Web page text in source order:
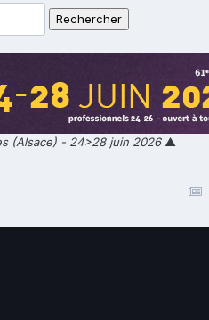
(Alsace) - 24>28 juin 2026▲